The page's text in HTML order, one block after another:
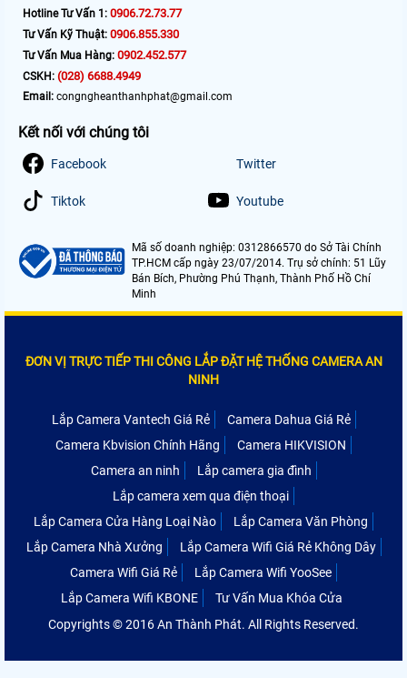
Hotline Tư Vấn 1: 0906.72.73.77
Tư Vấn Kỹ Thuật: 0906.855.330
Tư Vấn Mua Hàng: 0902.452.577
CSKH: (028) 6688.4949
Email: congngheanthanhphat@gmail.com
Kết nối với chúng tôi
Facebook Twitter
Tiktok Youtube
Mã số doanh nghiệp: 0312866570 do Sở Tài Chính
TP.HCM cấp ngày 23/07/2014. Trụ sở chính: 51 Lũy
Bán Bích, Phường Phú Thạnh, Thành Phố Hồ Chí
Minh
ĐƠN VỊ TRỰC TIẾP THI CÔNG LẮP ĐẶT HỆ THỐNG CAMERA AN
NINH
Lắp Camera Vantech Giá Rẻ
Camera Dahua Giá Rẻ
Camera Kbvision Chính Hãng
Camera HIKVISION
Camera an ninh
Lắp camera gia đình
Lắp camera xem qua điện thoại
Lắp Camera Cửa Hàng Loại Nào
Lắp Camera Văn Phòng
Lắp Camera Nhà Xưởng
Lắp Camera Wifi Giá Rẻ Không Dây
Camera Wifi Giá Rẻ
Lắp Camera Wifi YooSee
Lắp Camera Wifi KBONE
Tư Vấn Mua Khóa Cửa
Copyrights © 2016 An Thành Phát. All Rights Reserved.